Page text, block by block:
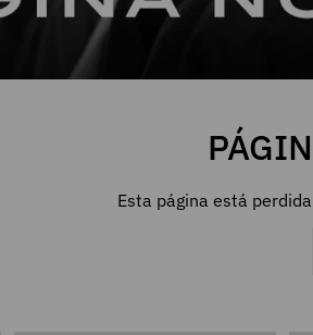
Esta página está